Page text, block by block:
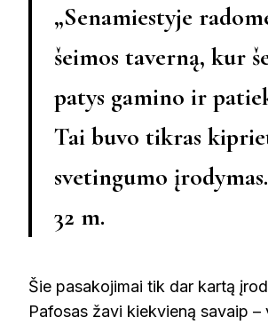
„Senamiestyje
šeimos taverną, kur
patys gamino ir
Tai buvo tikras
svetingumo
32 m.
Šie pasakojimai tik dar kartą
Pafosas žavi kiekvieną savaip –